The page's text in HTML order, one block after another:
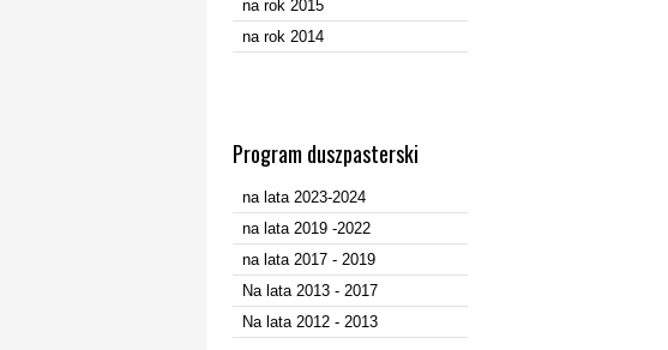
na rok 2015
na rok 2014
Program duszpasterski
na lata 2023-2024
na lata 2019 -2022
na lata 2017 - 2019
Na lata 2013 - 2017
Na lata 2012 - 2013